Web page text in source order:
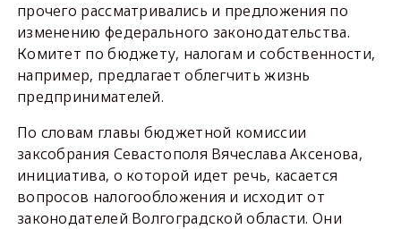
прочего рассматривались и предложения по
изменению федерального законодательства.
Комитет по бюджету, налогам и собственности,
например, предлагает облегчить жизнь
предпринимателей.
По словам главы бюджетной комиссии
заксобрания Севастополя Вячеслава Аксенова,
инициатива, о которой идет речь, касается
вопросов налогообложения и исходит от
законодателей Волгоградской области. Они